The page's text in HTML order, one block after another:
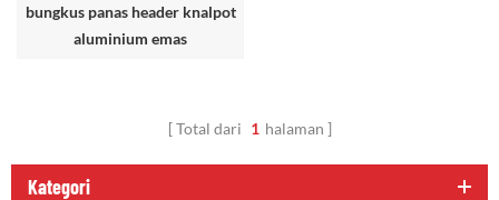
bungkus panas header knalpot
aluminium emas
Total dari 1 halaman
Kategori